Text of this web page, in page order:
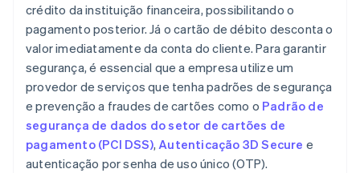
crédito da instituição financeira, possibilitando o
pagamento posterior. Já o cartão de débito desconta o
valor imediatamente da conta do cliente. Para garantir
segurança, é essencial que a empresa utilize um
provedor de serviços que tenha padrões de segurança
e prevenção a fraudes de cartões como o Padrão de
segurança de dados do setor de cartões de
pagamento (PCI DSS),Autenticação 3D Secure e
autenticação por senha de uso único (OTP).